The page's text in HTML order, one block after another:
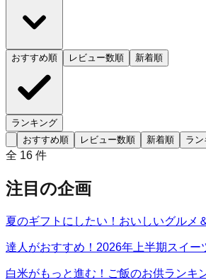
おすすめ順 レビュー数順 新着順
ランキング
おすすめ順
レビュー数順 新着順 ラ
全 16 件
注目の企画
夏のギフトにしたい！おいしいグルメ
達人がおすすめ！2026年上半期スイー
白米がもっと進む！ご飯のお供ランキ